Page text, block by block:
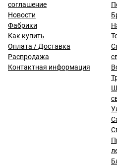
соглашение
Новости
Фабрики
Как купить
Оплата / Доставка
Распродажа
Контактная информация